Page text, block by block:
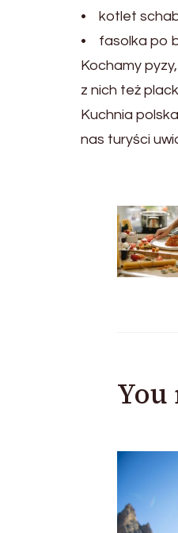
• kotlet
• fasolka po
Kochamy
z nich też
Kuchnia
nas turyści